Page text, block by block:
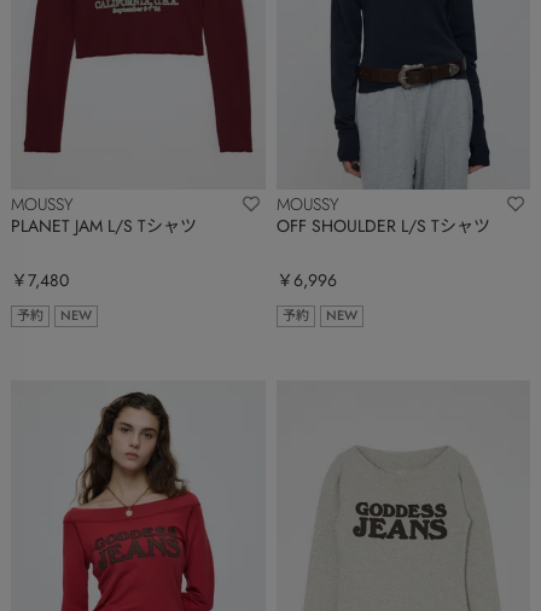
MOUSSY
PLANET JAM L/S Tシャツ
￥7,480
予約 NEW
MOUSSY
OFF SHOULDER L/S Tシャツ
￥6,996
予約 NEW